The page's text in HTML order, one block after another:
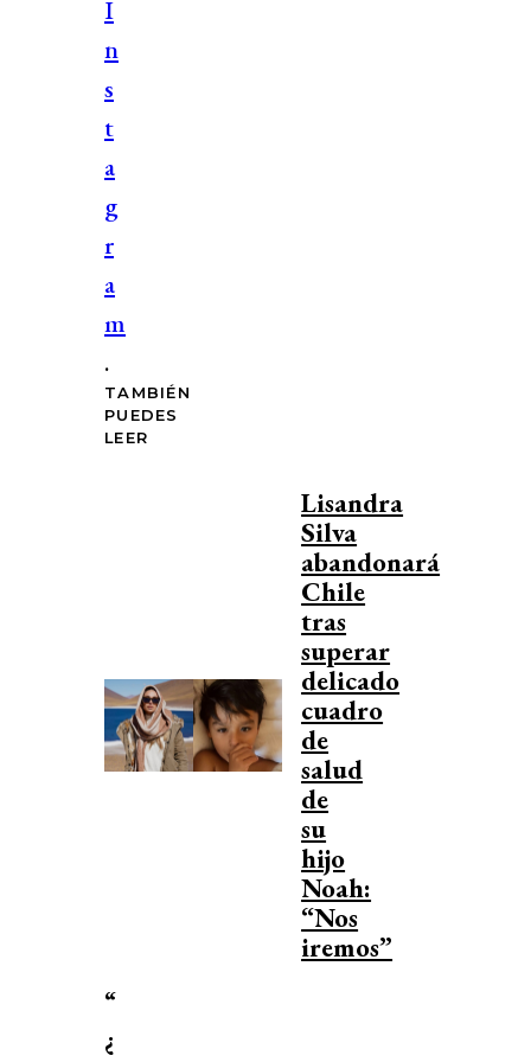
I
n
s
t
a
g
r
a
m
.
TAMBIÉN
PUEDES
LEER
Lisandra
Silva
abandonará
Chile
tras
superar
delicado
cuadro
de
salud
de
su
hijo
Noah:
“Nos
iremos”
“
¿